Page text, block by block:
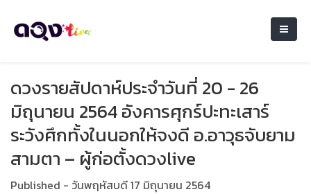
ดวงรายสัปดาห์ประจำวันที่ 20 - 26
มิถุนายน 2564 อังคารศุกร์ปะทะเสาร์
ระวังศึกทั้งในนอกให้จงดี อ.อาวุธจับยาม
สามตา – ผู้ก่อตั้งดวงlive
Published - วันพฤหัสบดี 17 มิถุนายน 2564